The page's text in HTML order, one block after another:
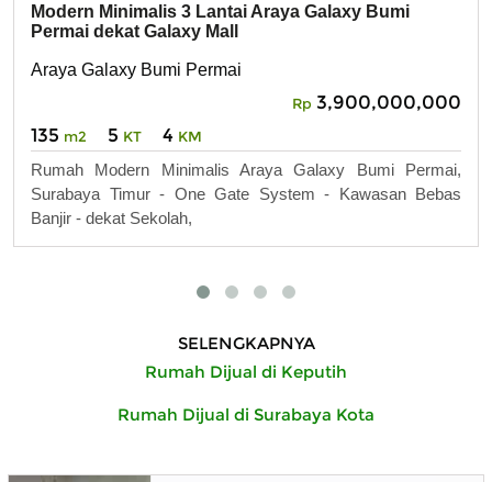
Modern Minimalis 3 Lantai Araya Galaxy Bumi
Permai dekat Galaxy Mall
Araya Galaxy Bumi Permai
Rp 3,900,000,000
135 m2 5 KT 4 KM
Rumah Modern Minimalis Araya Galaxy Bumi Permai,
Surabaya Timur - One Gate System - Kawasan Bebas
Banjir - dekat Sekolah,
SELENGKAPNYA
Rumah Dijual di Keputih
Rumah Dijual di Surabaya Kota